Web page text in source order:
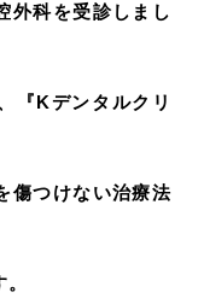
外科を受診しまし
『Kデンタルクリ
傷つけない治療法